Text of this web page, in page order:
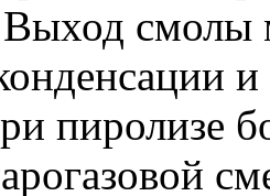
смолы
пиролизе